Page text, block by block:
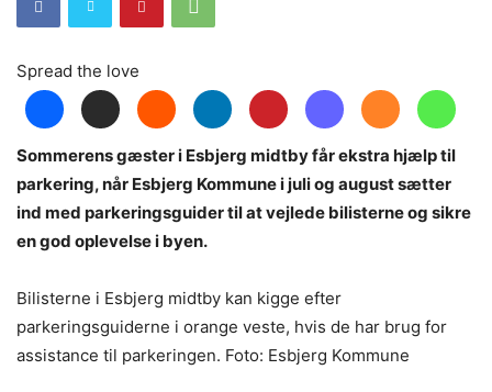
Spread the love
Sommerens gæster i Esbjerg midtby får ekstra hjælp til
parkering, når Esbjerg Kommune i juli og august sætter
ind med parkeringsguider til at vejlede bilisterne og sikre
en god oplevelse i byen.
Bilisterne i Esbjerg midtby kan kigge efter
parkeringsguiderne i orange veste, hvis de har brug for
assistance til parkeringen. Foto: Esbjerg Kommune